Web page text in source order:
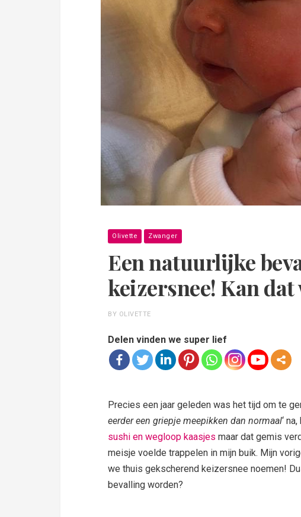
Olivette Zwanger
Een natuurlijke
keizersnee! Kan dat
BY OLIVETTE
Delen vinden we super lief
Precies een jaar geleden was het tijd om te
eerder een griepje meepikken dan normaal‘
sushi en wegloop kaasjes maar dat gemis
meisje voelde trappelen in mijn buik. Mijn
we thuis gekscherend keizersnee noemen!
bevalling worden?